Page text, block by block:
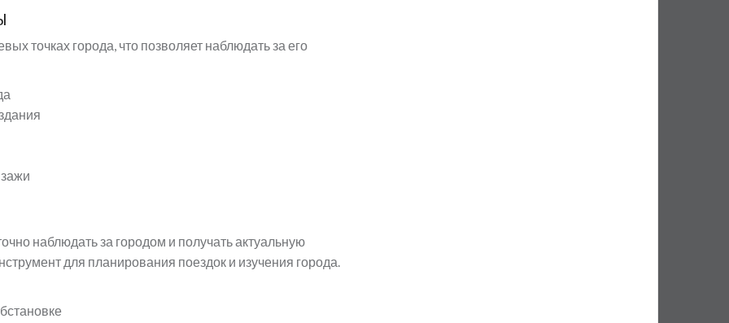
точках города, что позволяет наблюдать за его
наблюдать за городом и получать актуальную
для планирования поездок и изучения города.